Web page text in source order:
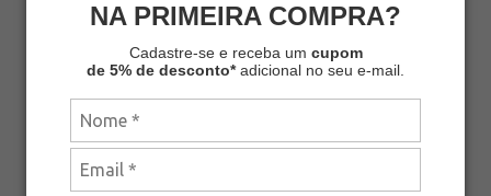
NA PRIMEIRA COMPRA?
Cadastre-se e receba um cupom
de 5% de desconto*adicional no seu e-mail.
KIT CAFÉ MELITTA® REGIÕES
BRASILEIRAS CERRADO 250G + FILTRO
102 + SUPORTE 102 CINZA
MLT-KIT207
Avalie esse produto